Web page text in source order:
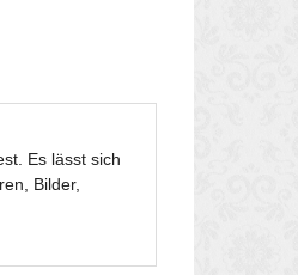
Es lässt sich
Bilder,